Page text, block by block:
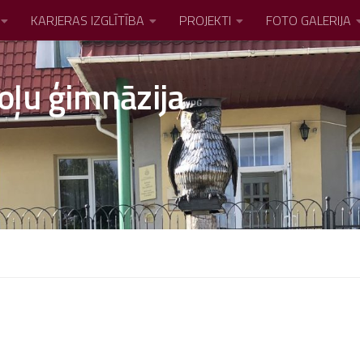
KARJERAS IZGLĪTĪBA PROJEKTI FOTO GALERIJA
ģimnāzija